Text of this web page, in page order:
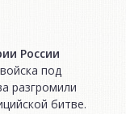
России
под
разгромили
битве.